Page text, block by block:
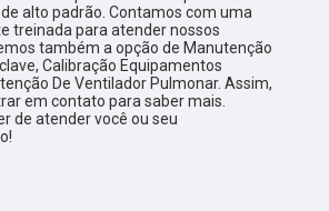
alto padrão. Contamos com uma
treinada para atender nossos
também a opção de Manutenção
Calibração Equipamentos
De Ventilador Pulmonar. Assim,
em contato para saber mais.
de atender você ou seu